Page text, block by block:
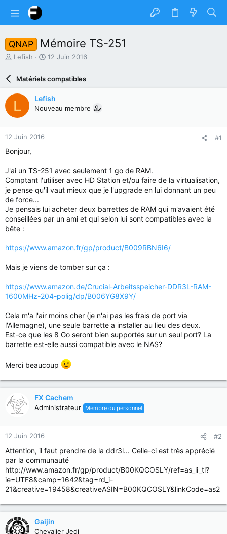
QNAP Mémoire TS-251
A
e
u
r
d
u
s
u
t
Lefish
D
e
e
d
b
12 Juin 2016
Matériels compatibles
L Lefish
Nouveau membre
12 Juin 2016 #1
Bonjour,
J'ai un TS-251 avec seulement 1 go de RAM.
Comptant l'utiliser avec HD Station et/ou faire de la virtualisation,
je pense qu'il vaut mieux que je l'upgrade en lui donnant un peu
de force...
Je pensais lui acheter deux barrettes de RAM qui m'avaient été
conseillées par un ami et qui selon lui sont compatibles avec la
bête :
https://www.amazon.fr/gp/product/B009RBN6I6/
Mais je viens de tomber sur ça :
https://www.amazon.de/Crucial-Arbeitsspeicher-DDR3L-RAM-
1600MHz-204-polig/dp/B006YG8X9Y/
Cela m'a l'air moins cher (je n'ai pas les frais de port via
l'Allemagne), une seule barrette a installer au lieu des deux.
Est-ce que les 8 Go seront bien supportés sur un seul port? La
barrette est-elle aussi compatible avec le NAS?
Merci beaucoup
FX Cachem
Administrateur Membre du personnel
12 Juin 2016 #2
Attention, il faut prendre de la ddr3l... Celle-ci est très apprécié
par la communauté
http://www.amazon.fr/gp/product/B00KQCOSLY/ref=as_li_tl?
ie=UTF8&camp=1642&tag=rd_i-
21&creative=19458&creativeASIN=B00KQCOSLY&linkCode=as2
Gaijin
Chevalier Jedi